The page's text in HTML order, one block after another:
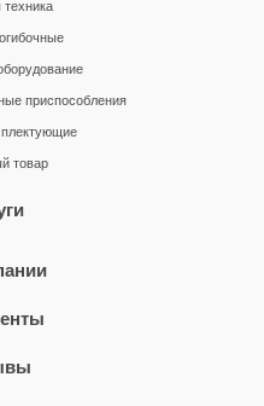
техника
приспособления
товар